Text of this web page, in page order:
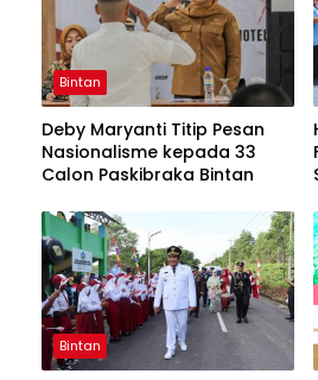
Bintan
Deby Maryanti Titip Pesan
Nasionalisme kepada 33
Calon Paskibraka Bintan
Bintan